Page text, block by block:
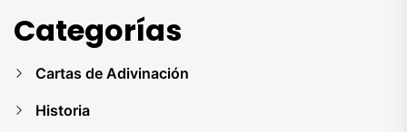
Categorías
Cartas de Adivinación
Historia